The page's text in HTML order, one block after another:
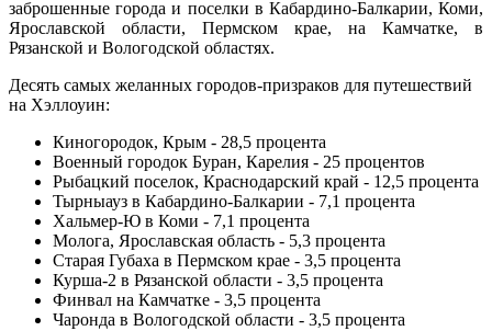
заброшенные города и поселки в Кабардино-Балкарии, Коми,
Ярославской области, Пермском крае, на Камчатке, в
Рязанской и Вологодской областях.
Десять самых желанных городов-призраков для путешествий
на Хэллоуин:
Киногородок, Крым - 28,5 процента
Военный городок Буран, Карелия - 25 процентов
Рыбацкий поселок, Краснодарский край - 12,5 процента
Тырныауз в Кабардино-Балкарии - 7,1 процента
Хальмер-Ю в Коми - 7,1 процента
Молога, Ярославская область - 5,3 процента
Старая Губаха в Пермском крае - 3,5 процента
Курша-2 в Рязанской области - 3,5 процента
Финвал на Камчатке - 3,5 процента
Чаронда в Вологодской области - 3,5 процента